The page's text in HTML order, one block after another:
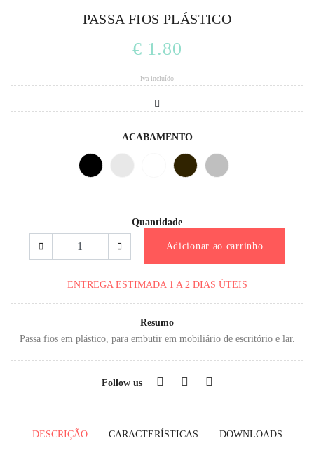
PASSA FIOS PLÁSTICO
€ 1.80
Iva incluído
ACABAMENTO
RAL
Quantidade
Adicionar ao carrinho
ENTREGA ESTIMADA 1 A 2 DIAS ÚTEIS
Resumo
Passa fios em plástico, para embutir em mobiliário de escritório e lar.
Follow us
DESCRIÇÃO CARACTERÍSTICAS DOWNLOADS